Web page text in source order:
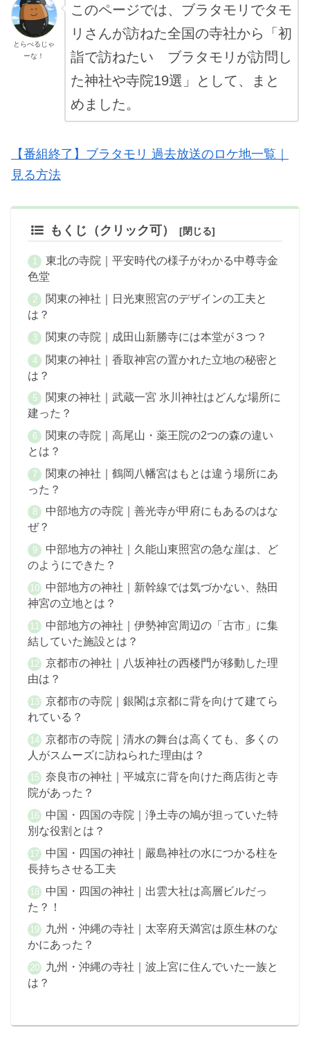
とらべるじゃ
ーな！
このページでは、ブラタモリでタモ
リさんが訪ねた全国の寺社から「初
詣で訪ねたい ブラタモリが訪問し
た神社や寺院19選」として、まと
めました。
【番組終了】ブラタモリ 過去放送のロケ地一覧｜
見る方法
もくじ（クリック可）
東北の寺院｜平安時代の様子がわかる中尊寺金
色堂
関東の神社｜日光東照宮のデザインの工夫と
は？
関東の寺院｜成田山新勝寺には本堂が３つ？
関東の神社｜香取神宮の置かれた立地の秘密と
は？
関東の神社｜武蔵一宮 氷川神社はどんな場所に
建った？
関東の寺院｜高尾山・薬王院の2つの森の違い
とは？
関東の神社｜鶴岡八幡宮はもとは違う場所にあ
った？
中部地方の寺院｜善光寺が甲府にもあるのはな
ぜ？
中部地方の神社｜久能山東照宮の急な崖は、ど
のようにできた？
中部地方の神社｜新幹線では気づかない、熱田
神宮の立地とは？
中部地方の神社｜伊勢神宮周辺の「古市」に集
結していた施設とは？
京都市の神社｜八坂神社の西楼門が移動した理
由は？
京都市の寺院｜銀閣は京都に背を向けて建てら
れている？
京都市の寺院｜清水の舞台は高くても、多くの
人がスムーズに訪ねられた理由は？
奈良市の神社｜平城京に背を向けた商店街と寺
院があった？
中国・四国の寺院｜浄土寺の鳩が担っていた特
別な役割とは？
中国・四国の神社｜嚴島神社の水につかる柱を
長持ちさせる工夫
中国・四国の神社｜出雲大社は高層ビルだっ
た？！
九州・沖縄の寺社｜太宰府天満宮は原生林のな
かにあった？
九州・沖縄の寺社｜波上宮に住んでいた一族と
は？